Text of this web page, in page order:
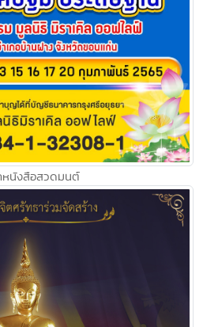
หนังสือสวดมนต์